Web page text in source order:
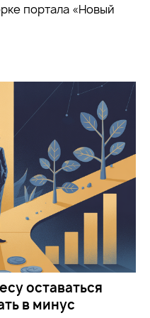
портала «Новый
оставаться
в минус